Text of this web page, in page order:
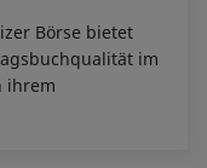
Börse bietet
im
ihrem